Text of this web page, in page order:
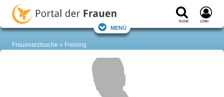
Suche Login
Menü
Frauenarztsuche Freising